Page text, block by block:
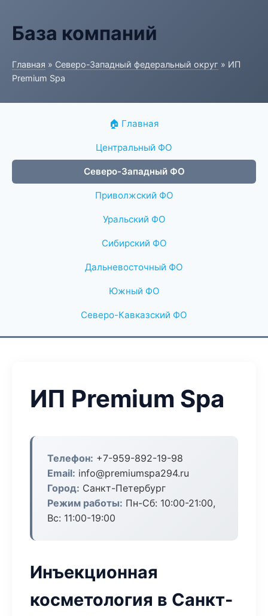
База компаний
Главная » Северо-Западный федеральный округ » ИП
Premium Spa
🏠 Главная
Центральный ФО
Северо-Западный ФО
Приволжский ФО
Уральский ФО
Сибирский ФО
Дальневосточный ФО
Южный ФО
Северо-Кавказский ФО
ИП Premium Spa
Телефон: +7-959-892-19-98
Email: info@premiumspa294.ru
Город: Санкт-Петербург
Режим работы: Пн-Сб: 10:00-21:00,
Вс: 11:00-19:00
Инъекционная
косметология в Санкт-